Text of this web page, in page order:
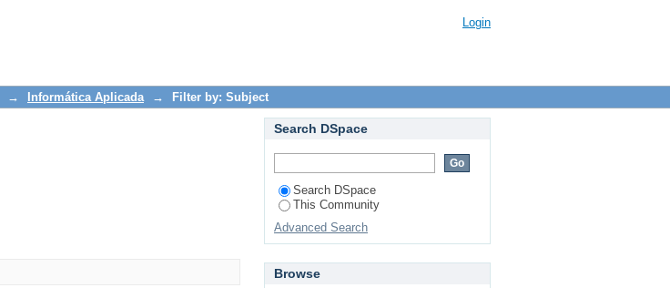
Login
→ Informática Aplicada → Filter by: Subject
Search DSpace
Search DSpace
This Community
Advanced Search
Browse